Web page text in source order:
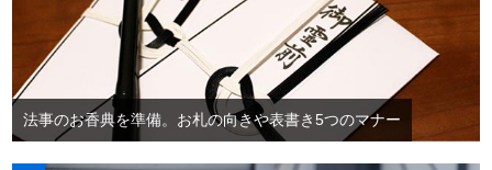
法事のお香典を準備。お札の向きや表書き5つのマナー